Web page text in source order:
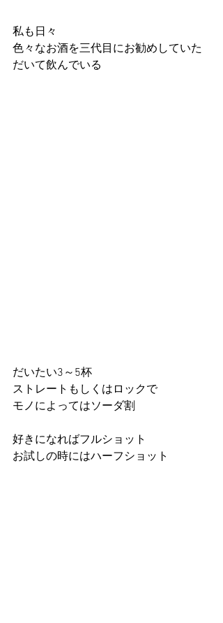
私も日々
色々なお酒を三代目にお勧めしていた
だいて飲んでいる
だいたい3～5杯
ストレートもしくはロックで
モノによってはソーダ割
好きになればフルショット
お試しの時にはハーフショット